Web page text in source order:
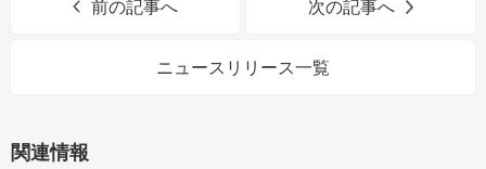
前の記事へ 次の記事へ
ニュースリリース一覧
関連情報